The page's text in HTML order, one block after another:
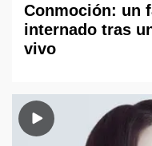
Conmoción: un
internado tras
vivo